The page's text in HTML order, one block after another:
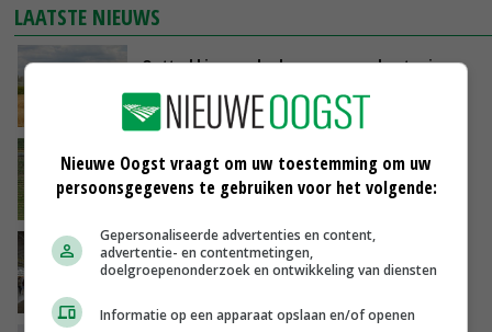
LAATSTE NIEUWS
Onttrekkingsverboden voor grondwater in
Twente, Achterhoek en rand Veluwe
VANDAAG, 17:02
Fritesnotering stijgt door tot maximaal 30
euro
VANDAAG, 16:39
Brandschone pluimveestallen in Herpen
trekken honderden bezoekers
Nieuwe Oogst vraagt om uw toestemming om uw
persoonsgegevens te gebruiken voor het volgende:
Gepersonaliseerde advertenties en content,
advertentie- en contentmetingen,
doelgroepenonderzoek en ontwikkeling van diensten
Informatie op een apparaat opslaan en/of openen